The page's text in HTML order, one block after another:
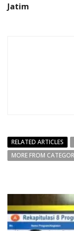
Jatim
RELATED ARTICLES
MORE FROM